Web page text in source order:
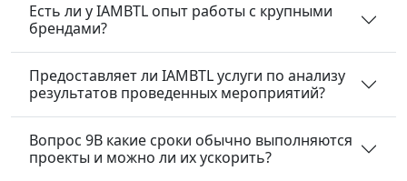
Есть ли у IAMBTL опыт работы с крупными
брендами?
Предоставляет ли IAMBTL услуги по анализу
результатов проведенных мероприятий?
Вопрос 9В какие сроки обычно выполняются
проекты и можно ли их ускорить?